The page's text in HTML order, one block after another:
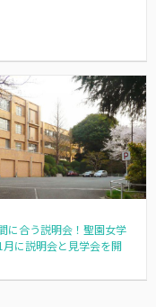
に合う説明会！聖園女学
月に説明会と見学会を開